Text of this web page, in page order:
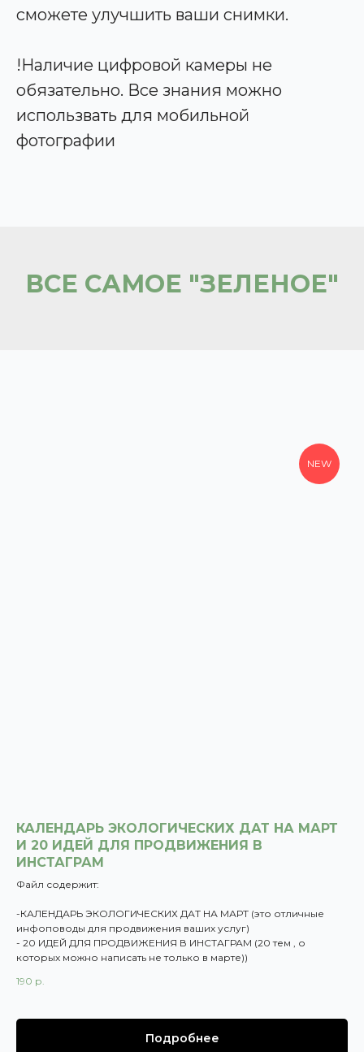
сможете улучшить ваши снимки.
!Наличие цифровой камеры не
обязательно. Все знания можно
использвать для мобильной
фотографии
ВСЕ САМОЕ "ЗЕЛЕНОЕ"
NEW
КАЛЕНДАРЬ ЭКОЛОГИЧЕСКИХ ДАТ НА МАРТ
И 20 ИДЕЙ ДЛЯ ПРОДВИЖЕНИЯ В
ИНСТАГРАМ
Файл содержит:
-КАЛЕНДАРЬ ЭКОЛОГИЧЕСКИХ ДАТ НА МАРТ (это отличные
инфоповоды для продвижения ваших услуг)
- 20 ИДЕЙ ДЛЯ ПРОДВИЖЕНИЯ В ИНСТАГРАМ (20 тем , о
которых можно написать не только в марте))
190 р.
Подробнее